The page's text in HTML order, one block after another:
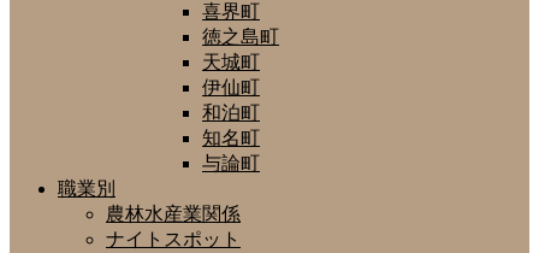
喜界町
徳之島町
天城町
伊仙町
和泊町
知名町
与論町
職業別
農林水産業関係
ナイトスポット